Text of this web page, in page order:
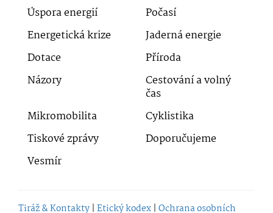
Úspora energií
Počasí
Energetická krize
Jaderná energie
Dotace
Příroda
Názory
Cestování a volný
čas
Mikromobilita
Cyklistika
Tiskové zprávy
Doporučujeme
Vesmír
Tiráž & Kontakty | Etický kodex | Ochrana osobních